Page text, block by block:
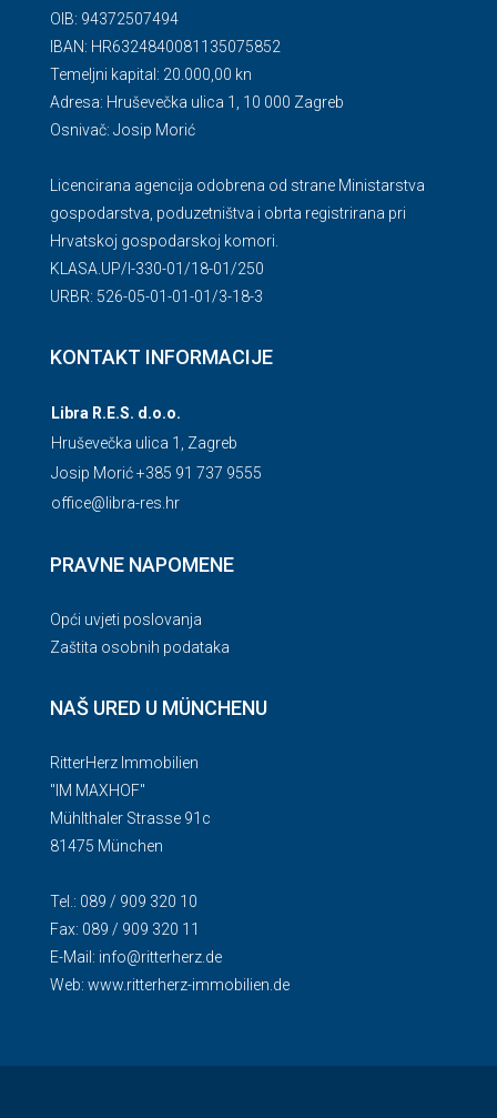
OIB: 94372507494
IBAN: HR6324840081135075852
Temeljni kapital: 20.000,00 kn
Adresa: Hruševečka ulica 1, 10 000 Zagreb
Osnivač: Josip Morić
Licencirana agencija odobrena od strane Ministarstva
gospodarstva, poduzetništva i obrta registrirana pri
Hrvatskoj gospodarskoj komori.
KLASA.UP/l-330-01/18-01/250
URBR: 526-05-01-01-01/3-18-3
KONTAKT INFORMACIJE
Libra R.E.S. d.o.o.
Hruševečka ulica 1, Zagreb
Josip Morić +385 91 737 9555
office@libra-res.hr
PRAVNE NAPOMENE
Opći uvjeti poslovanja
Zaštita osobnih podataka
NAŠ URED U MÜNCHENU
RitterHerz Immobilien
"IM MAXHOF"
Mühlthaler Strasse 91c
81475 München
Tel.: 089 / 909 320 10
Fax: 089 / 909 320 11
E-Mail: info@ritterherz.de
Web: www.ritterherz-immobilien.de